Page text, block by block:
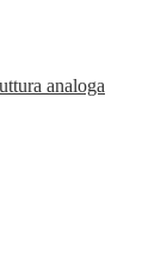
analoga